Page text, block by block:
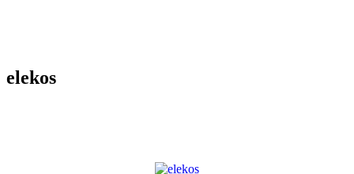
elekos